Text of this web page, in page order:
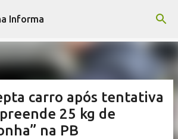
para o conteúdo principal
Informa
carro após tentativa
25 kg de
na PB